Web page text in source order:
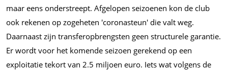
maar eens onderstreept. Afgelopen seizoenen kon de club
ook rekenen op zogeheten 'coronasteun' die valt weg.
Daarnaast zijn transferopbrengsten geen structurele garantie.
Er wordt voor het komende seizoen gerekend op een
exploitatie tekort van 2.5 miljoen euro. Iets wat volgens de